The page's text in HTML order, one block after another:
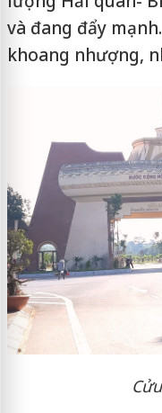
và đang đẩy
khoang nhượng,